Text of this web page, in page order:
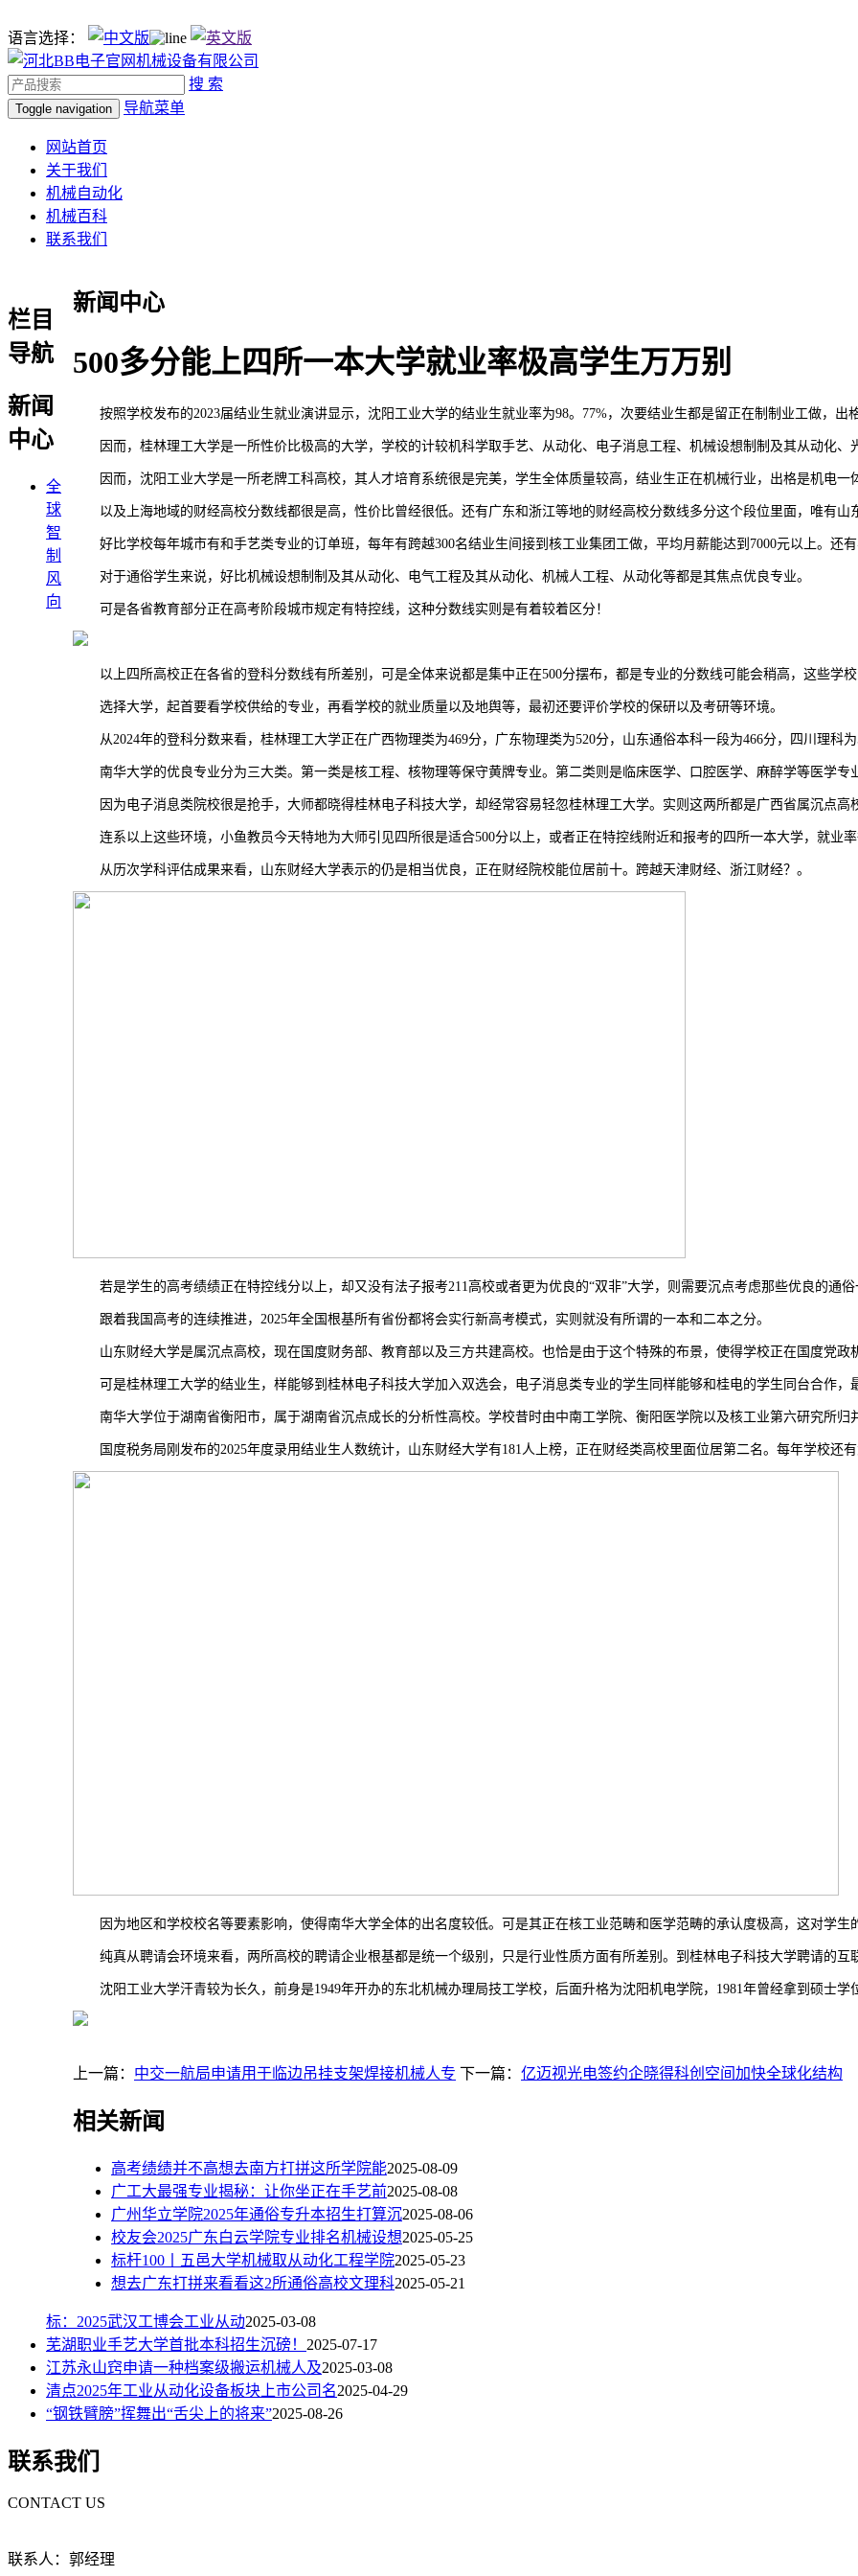
语言选择：
搜 索
Toggle navigation 导航菜单
网站首页
关于我们
机械自动化
机械百科
联系我们
新闻中心
500多分能上四所一本大学就业率极高学生万万别
按照学校发布的2023届结业生就业演讲显示，沈阳工业大学的结业生就业率为98。77%，次要结业生都是留正在制制业工做，出
因而，桂林理工大学是一所性价比极高的大学，学校的计较机科学取手艺、从动化、电子消息工程、机械设想制制及其从动化、
因而，沈阳工业大学是一所老牌工科高校，其人才培育系统很是完美，学生全体质量较高，结业生正在机械行业，出格是机电一
以及上海地域的财经高校分数线都很是高，性价比曾经很低。还有广东和浙江等地的财经高校分数线多分这个段位里面，唯有山
好比学校每年城市有和手艺类专业的订单班，每年有跨越300名结业生间接到核工业集团工做，平均月薪能达到7000元以上。还有
对于通俗学生来说，好比机械设想制制及其从动化、电气工程及其从动化、机械人工程、从动化等都是其焦点优良专业。
可是各省教育部分正在高考阶段城市规定有特控线，这种分数线实则是有着较着区分！
以上四所高校正在各省的登科分数线有所差别，可是全体来说都是集中正在500分摆布，都是专业的分数线可能会稍高，这些学校
选择大学，起首要看学校供给的专业，再看学校的就业质量以及地舆等，最初还要评价学校的保研以及考研等环境。
从2024年的登科分数来看，桂林理工大学正在广西物理类为469分，广东物理类为520分，山东通俗本科一段为466分，四川理科为
南华大学的优良专业分为三大类。第一类是核工程、核物理等保守黄牌专业。第二类则是临床医学、口腔医学、麻醉学等医学专
因为电子消息类院校很是抢手，大师都晓得桂林电子科技大学，却经常容易轻忽桂林理工大学。实则这两所都是广西省属沉点高
连系以上这些环境，小鱼教员今天特地为大师引见四所很是适合500分以上，或者正在特控线附近和报考的四所一本大学，就业率
从历次学科评估成果来看，山东财经大学表示的仍是相当优良，正在财经院校能位居前十。跨越天津财经、浙江财经？。
若是学生的高考绩绩正在特控线分以上，却又没有法子报考211高校或者更为优良的“双非”大学，则需要沉点考虑那些优良的通俗
跟着我国高考的连续推进，2025年全国根基所有省份都将会实行新高考模式，实则就没有所谓的一本和二本之分。
山东财经大学是属沉点高校，现在国度财务部、教育部以及三方共建高校。也恰是由于这个特殊的布景，使得学校正在国度党政
可是桂林理工大学的结业生，样能够到桂林电子科技大学加入双选会，电子消息类专业的学生同样能够和桂电的学生同台合作，
南华大学位于湖南省衡阳市，属于湖南省沉点成长的分析性高校。学校昔时由中南工学院、衡阳医学院以及核工业第六研究所归
国度税务局刚发布的2025年度录用结业生人数统计，山东财经大学有181人上榜，正在财经类高校里面位居第二名。每年学校还
因为地区和学校校名等要素影响，使得南华大学全体的出名度较低。可是其正在核工业范畴和医学范畴的承认度极高，这对学生
纯真从聘请会环境来看，两所高校的聘请企业根基都是统一个级别，只是行业性质方面有所差别。到桂林电子科技大学聘请的互
沈阳工业大学汗青较为长久，前身是1949年开办的东北机械办理局技工学校，后面升格为沈阳机电学院，1981年曾经拿到硕士学
上一篇： 中交一航局申请用于临边吊挂支架焊接机械人专 下一篇： 亿迈视光电签约企晓得科创空间加快全球化结构
相关新闻
高考绩绩并不高想去南方打拼这所学院能2025-08-09
广工大最强专业揭秘：让你坐正在手艺前2025-08-08
广州华立学院2025年通俗专升本招生打算沉2025-08-06
校友会2025广东白云学院专业排名机械设想2025-05-25
标杆100丨五邑大学机械取从动化工程学院2025-05-23
想去广东打拼来看看这2所通俗高校文理科2025-05-21
栏目
导航
新闻
中心
全
球
智
制
风
向
标：2025武汉工博会工业从动2025-03-08
芜湖职业手艺大学首批本科招生沉磅！ 2025-07-17
江苏永山窍申请一种档案级搬运机械人及2025-03-08
清点2025年工业从动化设备板块上市公司名2025-04-29
“钢铁臂膀”挥舞出“舌尖上的将来”2025-08-26
联系我们
CONTACT US
联系人：郭经理